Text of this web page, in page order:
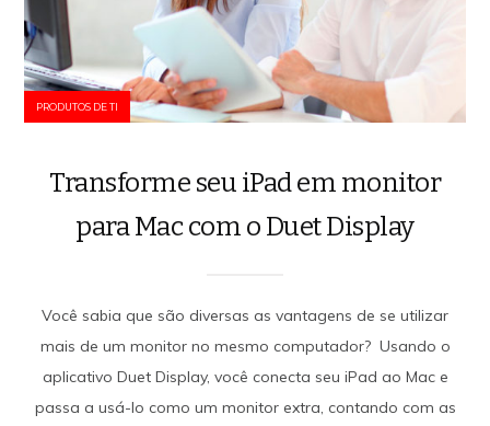
PRODUTOS DE TI
Transforme seu iPad em monitor
para Mac com o Duet Display
Você sabia que são diversas as vantagens de se utilizar
mais de um monitor no mesmo computador? Usando o
aplicativo Duet Display, você conecta seu iPad ao Mac e
passa a usá-lo como um monitor extra, contando com as